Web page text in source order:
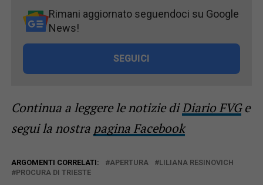
Rimani aggiornato seguendoci su Google
News!
SEGUICI
Continua a leggere le notizie diDiario FVGe
segui la nostra pagina Facebook
ARGOMENTI CORRELATI: APERTURA
LILIANA RESINOVICH
PROCURA DI TRIESTE